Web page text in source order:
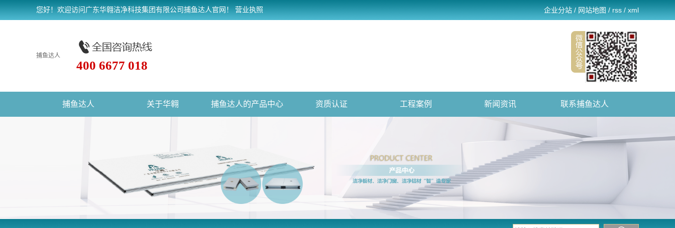
您好！欢迎访问广东华翱洁净科技集团有限公司捕鱼达人官网！ 营业执照 企业分站 / 网站地图 / rss / xml
捕鱼达人
400 6677 018
捕鱼达人 关于华翱 捕鱼达人的产品中心 资质认证 工程案例 新闻资讯 联系捕鱼达人